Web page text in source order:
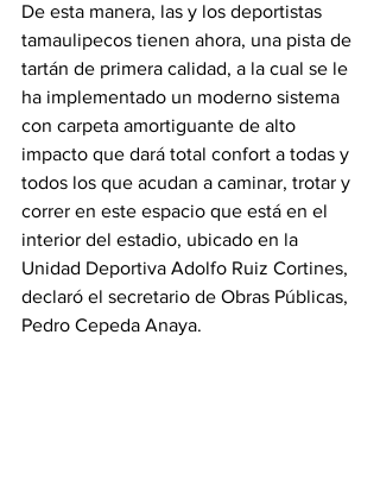
De esta manera, las y los deportistas
tamaulipecos tienen ahora, una pista de
tartán de primera calidad, a la cual se le
ha implementado un moderno sistema
con carpeta amortiguante de alto
impacto que dará total confort a todas y
todos los que acudan a caminar, trotar y
correr en este espacio que está en el
interior del estadio, ubicado en la
Unidad Deportiva Adolfo Ruiz Cortines,
declaró el secretario de Obras Públicas,
Pedro Cepeda Anaya.